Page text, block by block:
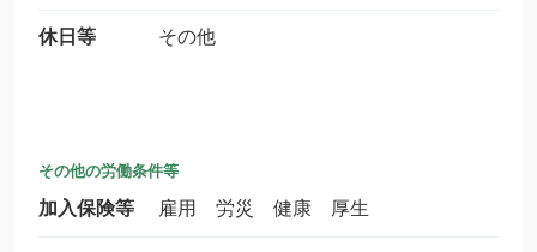
休日等 その他
その他の労働条件等
加入保険等 雇用 労災 健康 厚生